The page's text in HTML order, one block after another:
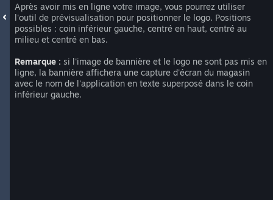
Après avoir mis en ligne votre image, vous pourrez utiliser
l'outil de prévisualisation pour positionner le logo. Positions
possibles : coin inférieur gauche, centré en haut, centré au
milieu et centré en bas.
Remarque : si l'image de bannière et le logo ne sont pas mis en
ligne, la bannière affichera une capture d'écran du magasin
avec le nom de l'application en texte superposé dans le coin
inférieur gauche.